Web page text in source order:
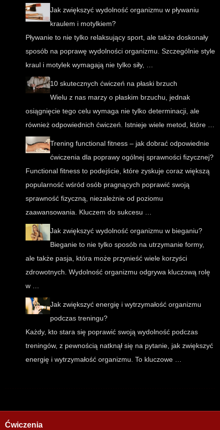
Jak zwiększyć wydolność organizmu w pływaniu
kraulem i motylkiem?
Pływanie to nie tylko relaksujący sport, ale także doskonały
sposób na poprawę wydolności organizmu. Szczególnie style
kraul i motylek wymagają nie tylko siły, …
10 skutecznych ćwiczeń na płaski brzuch
Wielu z nas marzy o płaskim brzuchu, jednak
osiągnięcie tego celu wymaga nie tylko determinacji, ale
również odpowiednich ćwiczeń. Istnieje wiele metod, które …
Trening functional fitness – jak dobrać odpowiednie
ćwiczenia dla poprawy ogólnej sprawności fizycznej?
Functional fitness to podejście, które zyskuje coraz większą
popularność wśród osób pragnących poprawić swoją
sprawność fizyczną, niezależnie od poziomu
zaawansowania. Kluczem do sukcesu …
Jak zwiększyć wydolność organizmu w bieganiu?
Bieganie to nie tylko sposób na utrzymanie formy,
ale także pasja, która może przynieść wiele korzyści
zdrowotnych. Wydolność organizmu odgrywa kluczową rolę
w …
Jak zwiększyć energię i wytrzymałość organizmu
podczas treningu?
Każdy, kto stara się poprawić swoją wydolność podczas
treningów, z pewnością natknął się na pytanie, jak zwiększyć
energię i wytrzymałość organizmu. To kluczowe …
Ćwiczenia